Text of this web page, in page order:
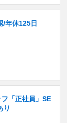
/年休125日
「正社員」SE
り